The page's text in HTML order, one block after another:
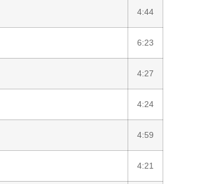
4:44
6:23
4:27
4:24
4:59
4:21